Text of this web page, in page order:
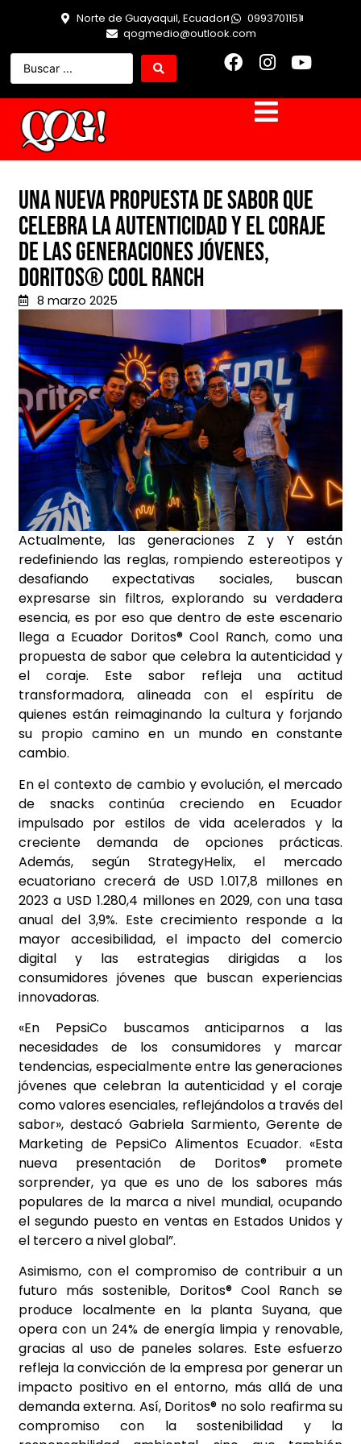
Norte de Guayaquil, Ecuador
0993701151
qogmedio@outlook.com
Una nueva propuesta de sabor que
celebra la autenticidad y el coraje
de las generaciones jóvenes,
Doritos® Cool Ranch
8 marzo 2025
Actualmente, las generaciones Z y Y están
redefiniendo las reglas, rompiendo estereotipos y
desafiando expectativas sociales, buscan
expresarse sin filtros, explorando su verdadera
esencia, es por eso que dentro de este escenario
llega a Ecuador Doritos® Cool Ranch, como una
propuesta de sabor que celebra la autenticidad y
el coraje. Este sabor refleja una actitud
transformadora, alineada con el espíritu de
quienes están reimaginando la cultura y forjando
su propio camino en un mundo en constante
cambio.
En el contexto de cambio y evolución, el mercado
de snacks continúa creciendo en Ecuador
impulsado por estilos de vida acelerados y la
creciente demanda de opciones prácticas.
Además, según StrategyHelix, el mercado
ecuatoriano crecerá de USD 1.017,8 millones en
2023 a USD 1.280,4 millones en 2029, con una tasa
anual del 3,9%. Este crecimiento responde a la
mayor accesibilidad, el impacto del comercio
digital y las estrategias dirigidas a los
consumidores jóvenes que buscan experiencias
innovadoras.
«En PepsiCo buscamos anticiparnos a las
necesidades de los consumidores y marcar
tendencias, especialmente entre las generaciones
jóvenes que celebran la autenticidad y el coraje
como valores esenciales, reflejándolos a través del
sabor», destacó Gabriela Sarmiento, Gerente de
Marketing de PepsiCo Alimentos Ecuador. «Esta
nueva presentación de Doritos® promete
sorprender, ya que es uno de los sabores más
populares de la marca a nivel mundial, ocupando
el segundo puesto en ventas en Estados Unidos y
el tercero a nivel global”.
Asimismo, con el compromiso de contribuir a un
futuro más sostenible, Doritos® Cool Ranch se
produce localmente en la planta Suyana, que
opera con un 24% de energía limpia y renovable,
gracias al uso de paneles solares. Este esfuerzo
refleja la convicción de la empresa por generar un
impacto positivo en el entorno, más allá de una
demanda externa. Así, Doritos® no solo reafirma su
compromiso con la sostenibilidad y la